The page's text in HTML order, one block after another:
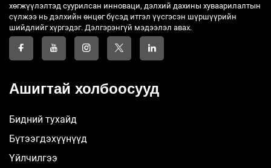
хөгжүүлэлтэд суурилсан инноваци, дэлхий дахины хуваарилалтын
сүлжээ нь дэлхийн өнцөг бүсэд итгэл үүсгэсэн шүршүүрийн
шийдлийг хүргэдэг. Дэлгэрэнгүй мэдээлэл авах.
Ашигтай холбоосууд
Бидний тухайд
Бүтээгдэхүүнүүд
Үйлчилгээ